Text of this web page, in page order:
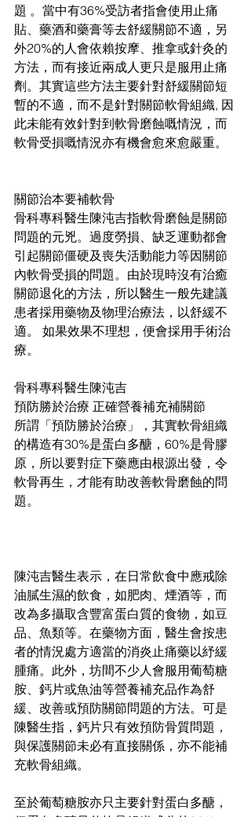
題 。當中有36%受訪者指會使用止痛
貼、藥酒和藥膏等去舒緩關節不適，另
外20%的人會依賴按摩、推拿或針灸的
方法，而有接近兩成人更只是服用止痛
劑。其實這些方法主要針對舒緩關節短
暫的不適，而不是針對關節軟骨組織, 因
此未能有效針對到軟骨磨蝕嘅情況，而
軟骨受損嘅情況亦有機會愈來愈嚴重。
關節治本要補軟骨
骨科專科醫生陳沌吉指軟骨磨蝕是關節
問題的元兇。過度勞損、缺乏運動都會
引起關節僵硬及喪失活動能力等因關節
內軟骨受損的問題。由於現時沒有治癒
關節退化的方法，所以醫生一般先建議
患者採用藥物及物理治療法，以舒緩不
適。 如果效果不理想，便會採用手術治
療。
骨科專科醫生陳沌吉
預防勝於治療 正確營養補充補關節
所謂「預防勝於治療」，其實軟骨組織
的構造有30%是蛋白多醣，60%是骨膠
原，所以要對症下藥應由根源出發，令
軟骨再生，才能有助改善軟骨磨蝕的問
題。
陳沌吉醫生表示，在日常飲食中應戒除
油膩生濕的飲食，如肥肉、煙酒等，而
改為多攝取含豐富蛋白質的食物，如豆
品、魚類等。在藥物方面，醫生會按患
者的情況處方適當的消炎止痛藥以紓緩
腫痛。此外，坊間不少人會服用葡萄糖
胺、鈣片或魚油等營養補充品作為舒
緩、改善或預防關節問題的方法。可是
陳醫生指，鈣片只有效預防骨質問題，
與保護關節未必有直接關係，亦不能補
充軟骨組織。
至於葡萄糖胺亦只主要針對蛋白多醣，